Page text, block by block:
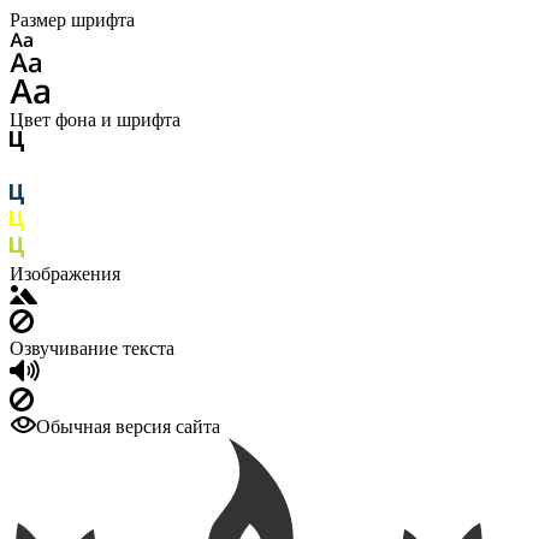
Размер шрифта
Цвет фона и шрифта
Изображения
Озвучивание текста
Обычная версия сайта